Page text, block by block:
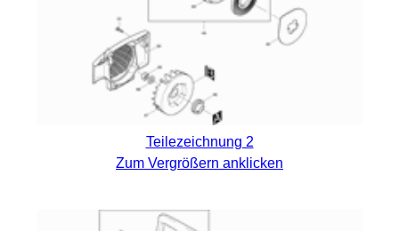
Teilezeichnung 2
Zum Vergrößern anklicken